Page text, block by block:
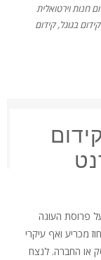
חנות וירטואלית
קידום בגוגל,קידום
פרוסת העוגה
מכריע ואף עיקרי
או החברה. לנצח